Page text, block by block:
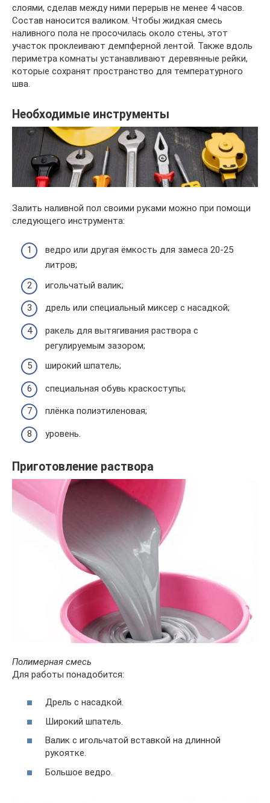
слоями, сделав между ними перерыв не менее 4 часов.
Состав наносится валиком. Чтобы жидкая смесь
наливного пола не просочилась около стены, этот
участок проклеивают демпферной лентой. Также вдоль
периметра комнаты устанавливают деревянные рейки,
которые сохранят пространство для температурного
шва.
Необходимые инструменты
Залить наливной пол своими руками можно при помощи
следующего инструмента:
ведро или другая ёмкость для замеса 20-25
литров;
игольчатый валик;
дрель или специальный миксер с насадкой;
ракель для вытягивания раствора с
регулируемым зазором;
широкий шпатель;
специальная обувь краскоступы;
плёнка полиэтиленовая;
уровень.
Приготовление раствора
Полимерная смесь
Для работы понадобится:
Дрель с насадкой.
Широкий шпатель.
Валик с игольчатой вставкой на длинной
рукоятке.
Большое ведро.